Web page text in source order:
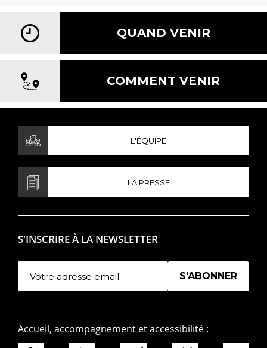
QUAND VENIR
COMMENT VENIR
L'ÉQUIPE
LA PRESSE
S'INSCRIRE À LA NEWSLETTER
Accueil, accompagnement et accessibilité :